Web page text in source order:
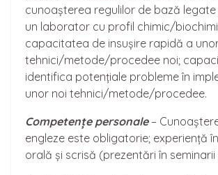
cunoașterea regulilor de bază
un laborator cu profil chimic/
capacitatea de insușire rapidă a
tehnici/metode/procedee noi;
identifica potențiale probleme în
unor noi tehnici/metode/procedee.
Competențe personale–
engleze este obligatorie; experiență
orală și scrisă (prezentări în seminarii